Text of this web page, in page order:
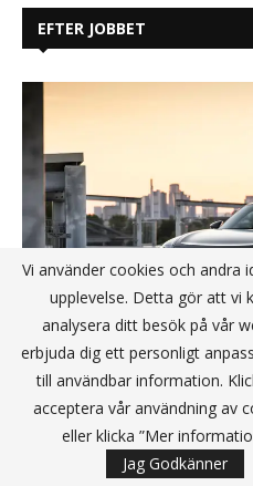
EFTER JOBBET
Audis mest
bil – Nya RS e-
Vi använder cookies och
upplevelse. Detta gör att vi
analysera ditt besök på vår
erbjuda dig ett personligt
till användbar information.
acceptera vår användning av
eller klicka ”Mer
Jag Godkänner